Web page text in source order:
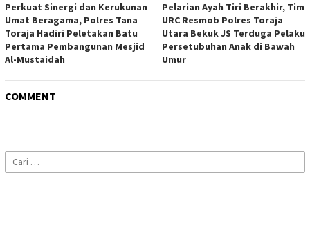
Perkuat Sinergi dan Kerukunan
Umat Beragama, Polres Tana
Toraja Hadiri Peletakan Batu
Pertama Pembangunan Mesjid
Al-Mustaidah
Pelarian Ayah Tiri Berakhir, Tim
URC Resmob Polres Toraja
Utara Bekuk JS Terduga Pelaku
Persetubuhan Anak di Bawah
Umur
COMMENT
Cari
untuk: